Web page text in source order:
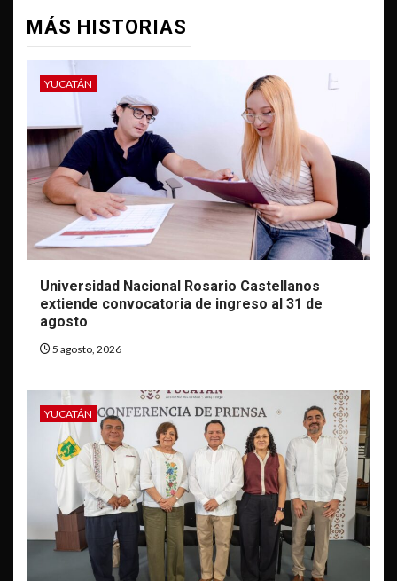
MÁS HISTORIAS
YUCATÁN
Universidad Nacional Rosario Castellanos
extiende convocatoria de ingreso al 31 de
agosto
5 agosto, 2026
YUCATÁN